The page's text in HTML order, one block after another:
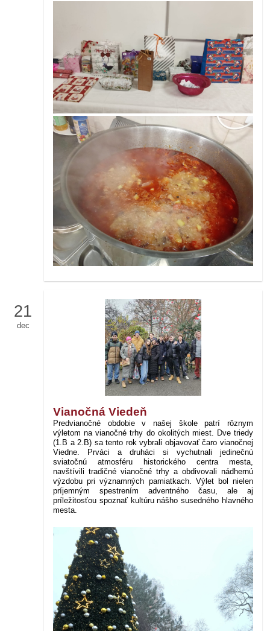
21
dec
Vianočná Viedeň
Predvianočné obdobie v našej škole patrí rôznym
výletom na vianočné trhy do okolitých miest. Dve triedy
(1.B a 2.B) sa tento rok vybrali objavovať čaro vianočnej
Viedne. Prváci a druháci si vychutnali jedinečnú
sviatočnú atmosféru historického centra mesta,
navštívili tradičné vianočné trhy a obdivovali nádhernú
výzdobu pri významných pamiatkach. Výlet bol nielen
príjemným spestrením adventného času, ale aj
príležitosťou spoznať kultúru nášho susedného hlavného
mesta.